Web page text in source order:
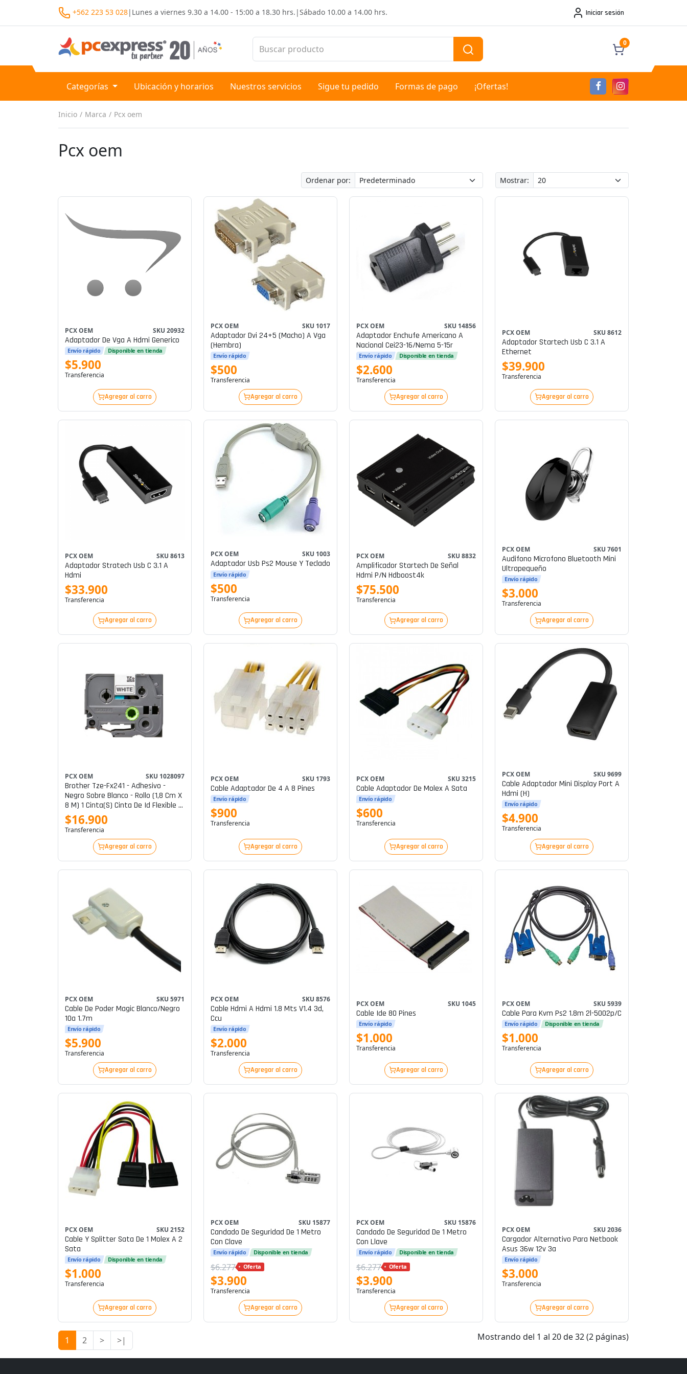
+562 223 53 028| Lunes a viernes 9.30 a 14.00 - 15:00 a 18.30 hrs. |Sábado 10.00 a 14.00 hrs. Iniciar sesión
0
Categorías Ubicación y horarios Nuestros servicios Sigue tu pedido Formas de pago ¡Ofertas!
Inicio Marca Pcx oem
Pcx oem
Ordenar por: Mostrar:
PCX OEM SKU 20932
Adaptador De Vga A Hdmi Generico
Envío rápido Disponible en tienda
$5.900
Transferencia
Agregar al carro
PCX OEM SKU 1017
Adaptador Dvi 24+5 (macho) A Vga
(hembra)
Envío rápido
$500
Transferencia
Agregar al carro
PCX OEM SKU 14856
Adaptador Enchufe Americano A
Nacional Cei23-16/nema 5-15r
Envío rápido Disponible en tienda
$2.600
Transferencia
Agregar al carro
PCX OEM SKU 8612
Adaptador Startech Usb C 3.1 A
Ethernet
$39.900
Transferencia
Agregar al carro
PCX OEM SKU 8613
Adaptador Stratech Usb C 3.1 A
Hdmi
$33.900
Transferencia
Agregar al carro
PCX OEM SKU 1003
Adaptador Usb Ps2 Mouse Y Teclado
Envío rápido
$500
Transferencia
Agregar al carro
PCX OEM SKU 8832
Amplificador Startech De Señal
Hdmi P/n Hdboost4k
$75.500
Transferencia
Agregar al carro
PCX OEM SKU 7601
Audifono Microfono Bluetooth Mini
Ultrapequeño
Envío rápido
$3.000
Transferencia
Agregar al carro
PCX OEM SKU 1028097
Brother Tze-Fx241 - Adhesivo -
Negro Sobre Blanco - Rollo (1,8 Cm X
8 M) 1 Cinta(s) Cinta De Id Flexible -
Para Brother Pt-D600; P-Touch Pt-
1880, D450, D800, E310, E550, E800,
P900, P950
$16.900
Transferencia
Agregar al carro
PCX OEM SKU 1793
Cable Adaptador De 4 A 8 Pines
Envío rápido
$900
Transferencia
Agregar al carro
PCX OEM SKU 3215
Cable Adaptador De Molex A Sata
Envío rápido
$600
Transferencia
Agregar al carro
PCX OEM SKU 9699
Cable Adaptador Mini Display Port A
Hdmi (h)
Envío rápido
$4.900
Transferencia
Agregar al carro
PCX OEM SKU 5971
Cable De Poder Magic Blanco/negro
10a 1.7m
Envío rápido
$5.900
Transferencia
Agregar al carro
PCX OEM SKU 8576
Cable Hdmi A Hdmi 1.8 Mts V1.4 3d,
Ccu
Envío rápido
$2.000
Transferencia
Agregar al carro
PCX OEM SKU 1045
Cable Ide 80 Pines
Envío rápido
$1.000
Transferencia
Agregar al carro
PCX OEM SKU 5939
Cable Para Kvm Ps2 1.8m 2l-5002p/c
Envío rápido Disponible en tienda
$1.000
Transferencia
Agregar al carro
PCX OEM SKU 2152
Cable Y Splitter Sata De 1 Molex A 2
Sata
Envío rápido Disponible en tienda
$1.000
Transferencia
Agregar al carro
PCX OEM SKU 15877
Candado De Seguridad De 1 Metro
Con Clave
Envío rápido Disponible en tienda
$6.277 Oferta
$3.900
Transferencia
Agregar al carro
PCX OEM SKU 15876
Candado De Seguridad De 1 Metro
Con Llave
Envío rápido Disponible en tienda
$6.277 Oferta
$3.900
Transferencia
Agregar al carro
PCX OEM SKU 2036
Cargador Alternativo Para Netbook
Asus 36w 12v 3a
Envío rápido
$3.000
Transferencia
Agregar al carro
1 2 > >| Mostrando del 1 al 20 de 32 (2 páginas)